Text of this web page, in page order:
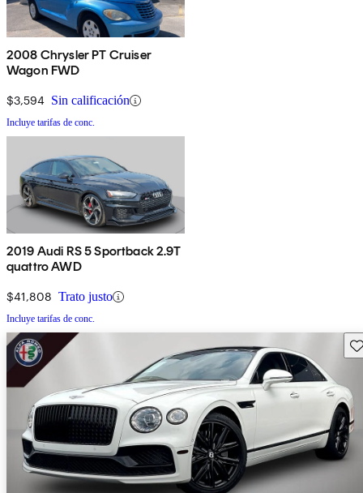
2008 Chrysler PT Cruiser
Wagon FWD
$3,594 Sin calificación
Incluye tarifas de conc.
2019 Audi RS 5 Sportback 2.9T
quattro AWD
$41,808 Trato justo
Incluye tarifas de conc.